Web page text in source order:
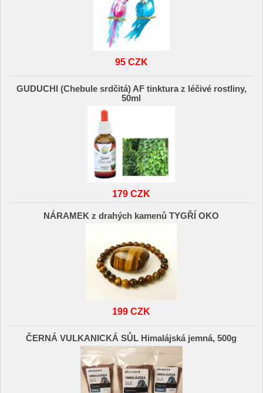
95 CZK
GUDUCHI (Chebule srdčitá) AF tinktura z léčivé rostliny,
50ml
179 CZK
NÁRAMEK z drahých kamenů TYGŘÍ OKO
199 CZK
ČERNÁ VULKANICKÁ SŮL Himalájská jemná, 500g